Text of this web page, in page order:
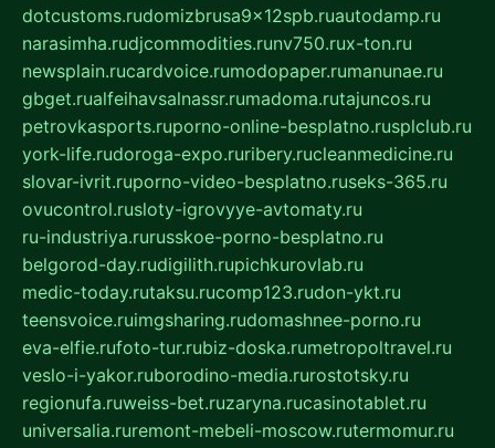
dotcustoms.rudomizbrusa9x12spb.ruautodamp.ru
narasimha.rudjcommodities.runv750.rux-ton.ru
newsplain.rucardvoice.rumodopaper.rumanunae.ru
gbget.rualfeihavsalnassr.rumadoma.rutajuncos.ru
petrovkasports.ruporno-online-besplatno.rusplclub.ru
york-life.rudoroga-expo.ruribery.rucleanmedicine.ru
slovar-ivrit.ruporno-video-besplatno.ruseks-365.ru
ovucontrol.rusloty-igrovyye-avtomaty.ru
ru-industriya.rurusskoe-porno-besplatno.ru
belgorod-day.rudigilith.rupichkurovlab.ru
medic-today.rutaksu.rucomp123.rudon-ykt.ru
teensvoice.ruimgsharing.rudomashnee-porno.ru
eva-elfie.rufoto-tur.rubiz-doska.rumetropoltravel.ru
veslo-i-yakor.ruborodino-media.rurostotsky.ru
regionufa.ruweiss-bet.ruzaryna.rucasinotablet.ru
universalia.ruremont-mebeli-moscow.rutermomur.ru